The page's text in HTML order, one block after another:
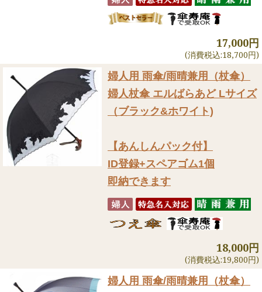
17,000円
(消費税込:18,700円)
婦人用 雨傘/雨晴兼用（杖傘）
婦人杖傘 エルばらあど Lサイズ
（ブラック&ホワイト)
【あんしんパック付】
ID登録+スペアゴム1個
即納できます
18,000円
(消費税込:19,800円)
婦人用 雨傘/雨晴兼用（杖傘）